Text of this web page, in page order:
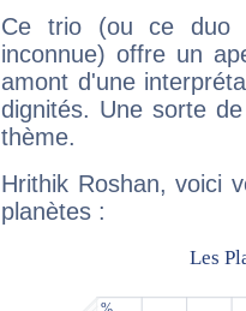
Ce trio (ou ce duo
inconnue) offre un
amont d'une
dignités. Une sorte
thème.
Hrithik Roshan, voici
planètes :